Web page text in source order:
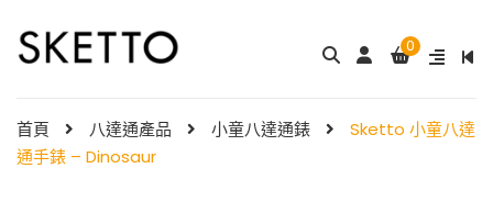
0
首頁 八達通產品 小童八達通錶
Sketto 小童八達
通手錶 – Dinosaur
$ 288.00 $98.00